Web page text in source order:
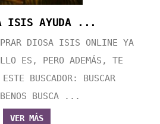
ISIS AYUDA ...
DIOSA ISIS ONLINE YA
ES, PERO ADEMÁS, TE
BUSCADOR: BUSCAR
BUSCA ...
VER MÁS